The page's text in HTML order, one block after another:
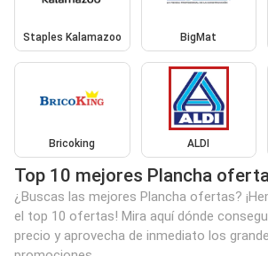
Staples Kalamazoo BigMat
Bricoking ALDI
Top 10 mejores Plancha
¿Buscas las mejores Plancha ofertas?
el top 10 ofertas! Mira aquí dónde
precio y aprovecha de inmediato los